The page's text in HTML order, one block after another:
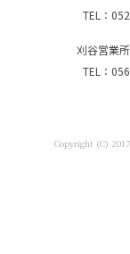
TEL：
刈谷営業
TEL：
Copyright (C)